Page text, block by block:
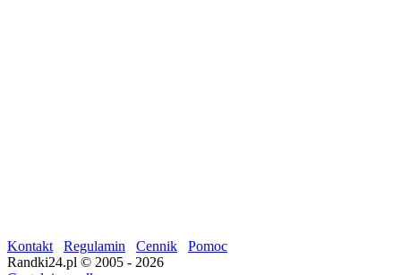
Kontakt Regulamin Cennik
Pomoc
Randki24.pl © 2005 - 2026